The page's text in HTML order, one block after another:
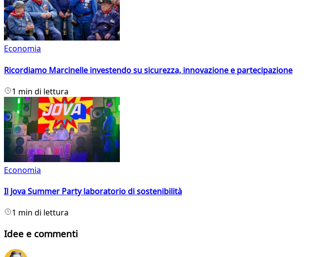
Economia
Ricordiamo Marcinelle investendo su sicurezza, innovazione e partecipazione
1 min di lettura
Economia
Il Jova Summer Party laboratorio di sostenibilità
1 min di lettura
Idee e commenti